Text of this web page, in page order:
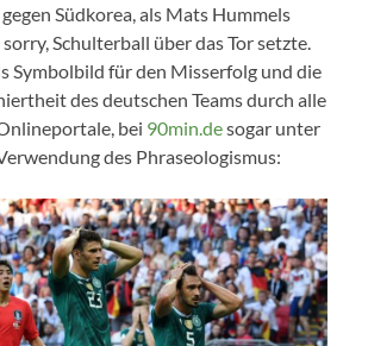
Südkorea, als Mats Hummels
Schulterball über das Tor setzte.
Symbolbild für den Misserfolg und die
des deutschen Teams durch alle
bei 90min.desogar unter
des Phraseologismus: